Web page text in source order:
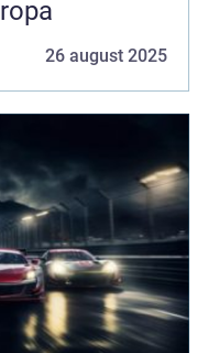
26 august 2025